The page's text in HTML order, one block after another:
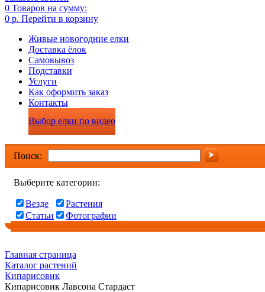
0 Товаров на сумму:
0 р. Перейти в корзину
Живые новогодние елки
Доставка ёлок
Самовывоз
Подставки
Услуги
Как оформить заказ
Контакты
Выбор елки по видео
Поиск:
Выберите категории:
Везде
Растения
Статьи
Фотографии
Главная страница
Каталог растений
Кипарисовик
Кипарисовик Лавсона Стардаст